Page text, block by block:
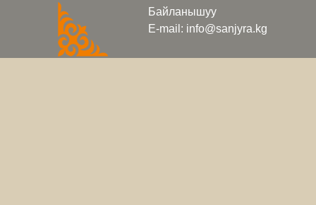
Байланышуу
E-mail: info@sanjyra.kg